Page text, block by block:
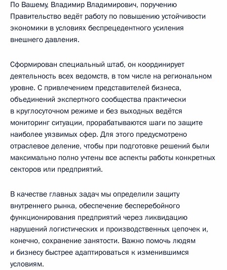
По Вашему, Владимир Владимирович, поручению
Правительство ведёт работу по повышению устойчивости
экономики в условиях беспрецедентного усиления
внешнего давления.
Сформирован специальный штаб, он координирует
деятельность всех ведомств, в том числе на региональном
уровне. С привлечением представителей бизнеса,
объединений экспертного сообщества практически
в круглосуточном режиме и без выходных ведётся
мониторинг ситуации, прорабатываются шаги по защите
наиболее уязвимых сфер. Для этого предусмотрено
отраслевое деление, чтобы при подготовке решений были
максимально полно учтены все аспекты работы конкретных
секторов или предприятий.
В качестве главных задач мы определили защиту
внутреннего рынка, обеспечение бесперебойного
функционирования предприятий через ликвидацию
нарушений логистических и производственных цепочек и,
конечно, сохранение занятости. Важно помочь людям
и бизнесу быстрее адаптироваться к изменившимся
условиям.